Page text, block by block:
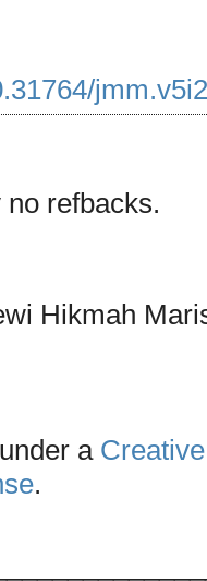
refbacks.
Hikmah
a
.